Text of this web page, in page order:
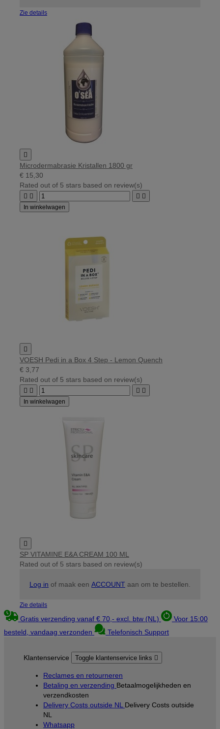
Zie details

Microdermabrasie Kristallen 1800 gr
€ 15,30
Rated out of 5 stars based on review(s)
   
In winkelwagen

VOESH Pedi in a Box 4 Step - Lemon Quench
€ 3,77
Rated out of 5 stars based on review(s)
   
In winkelwagen

SP VITAMINE E&A CREAM 100 ML
Rated out of 5 stars based on review(s)
Log in of maak een ACCOUNT aan om te bestellen.
Zie details
Gratis verzending vanaf € 70,- excl. btw (NL)
Voor 15:00
besteld, vandaag verzonden
Telefonisch Support
Klantenservice Toggle klantenservice links 
Reclames en retourneren
Betaling en verzending Betaalmogelijkheden en
verzendkosten
Delivery Costs outside NL Delivery Costs outside
NL
Whatsapp